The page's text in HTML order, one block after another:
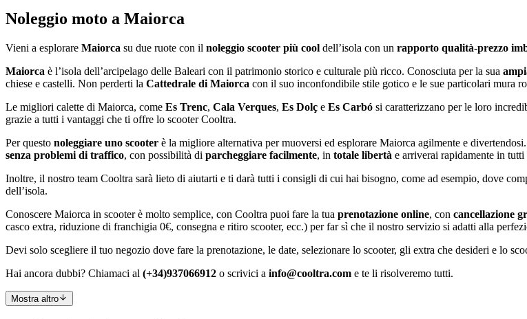
Noleggio moto a Maiorca
Vieni a esplorare Maiorca su due ruote con il noleggio scooter più cool dell’isola con un rapporto qualità-prezzo
Maiorca è l’isola dell’arcipelago delle Baleari con il patrimonio storico e culturale più ricco. Conosciuta per la sua
chiese e castelli. Non perderti la Cattedrale di Maiorca con il suo inconfondibile stile gotico e le sue particolari mura
Le migliori calette di Maiorca, come Es Trenc, Cala Verques, Es Dolç e Es Carbó si caratterizzano per le loro
grazie a tutti i vantaggi che ti offre lo scooter Cooltra.
Per questo noleggiare uno scooter è la migliore alternativa per muoversi ed esplorare Maiorca agilmente e
senza problemi di traffico, con possibilità di parcheggiare facilmente, in totale libertà e arriverai rapidamente in
Inoltre, il nostro team Cooltra sarà lieto di aiutarti e ti darà tutti i consigli di cui hai bisogno, come ad esempio, dove
dell’isola.
Conoscere Maiorca in scooter è molto semplice, con Cooltra puoi fare la tua prenotazione online, con cancellazione
casco extra, riduzione di franchigia 0€, consegna e ritiro scooter, ecc.) per far sì che il nostro servizio si adatti alla
Devi solo scegliere il tuo negozio dove fare la prenotazione, le date, selezionare lo scooter, gli extra che desideri e lo
Hai ancora dubbi? Chiamaci al (+34)937066912 o scrivici a info@cooltra.com e te li risolveremo tutti.
Mostra altro